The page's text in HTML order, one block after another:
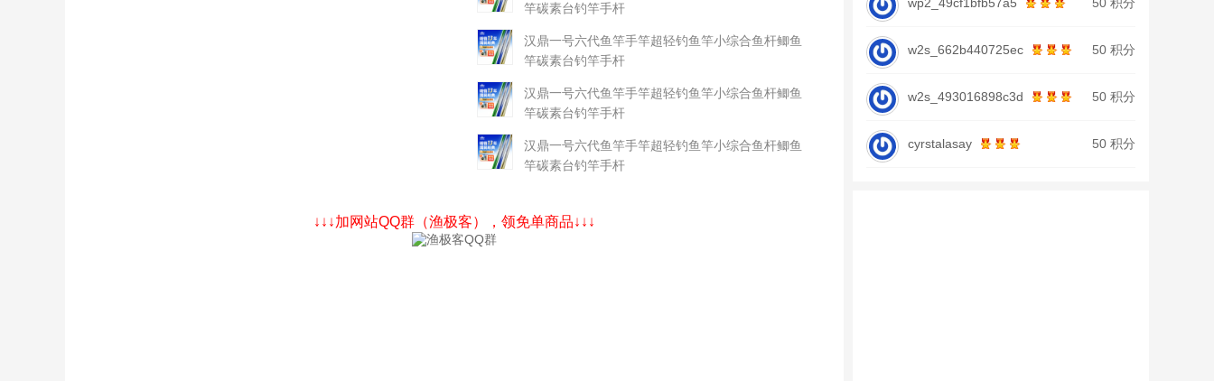
竿碳素台钓竿手杆
汉鼎一号六代鱼竿手竿超轻钓鱼竿小综合鱼杆鲫鱼
竿碳素台钓竿手杆
汉鼎一号六代鱼竿手竿超轻钓鱼竿小综合鱼杆鲫鱼
竿碳素台钓竿手杆
汉鼎一号六代鱼竿手竿超轻钓鱼竿小综合鱼杆鲫鱼
竿碳素台钓竿手杆
↓↓↓加网站QQ群（渔极客），领免单商品↓↓↓
w2s_662b440725ec 50 积分
w2s_493016898c3d 50 积分
cyrstalasay 50 积分